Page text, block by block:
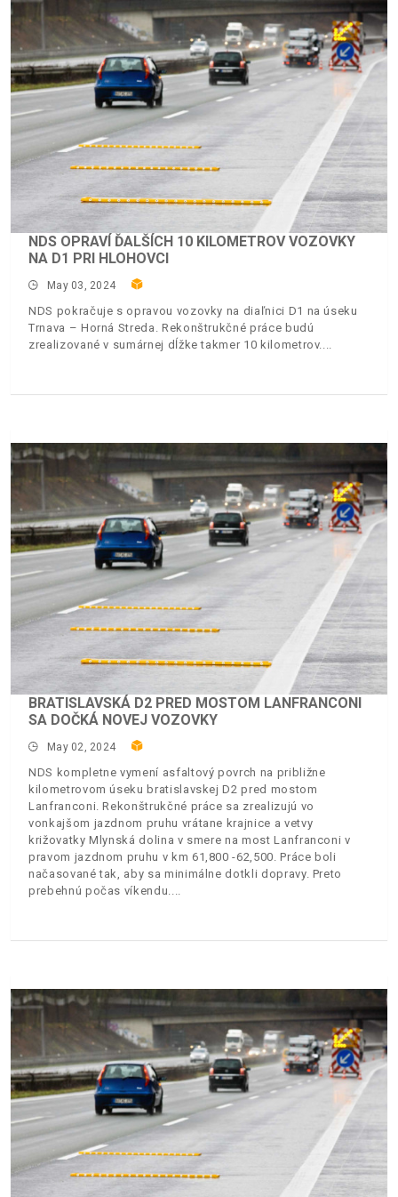
NDS OPRAVÍ ĎALŠÍCH 10 KILOMETROV VOZOVKY
NA D1 PRI HLOHOVCI
May 03, 2024
NDS pokračuje s opravou vozovky na diaľnici D1 na úseku
Trnava – Horná Streda. Rekonštrukčné práce budú
zrealizované v sumárnej dĺžke takmer 10 kilometrov.
BRATISLAVSKÁ D2 PRED MOSTOM LANFRANCONI
SA DOČKÁ NOVEJ VOZOVKY
May 02, 2024
NDS kompletne vymení asfaltový povrch na približne
kilometrovom úseku bratislavskej D2 pred mostom
Lanfranconi. Rekonštrukčné práce sa zrealizujú vo
vonkajšom jazdnom pruhu vrátane krajnice a vetvy
križovatky Mlynská dolina v smere na most Lanfranconi v
pravom jazdnom pruhu v km 61,800 -62,500. Práce boli
načasované tak, aby sa minimálne dotkli dopravy. Preto
prebehnú počas víkendu.